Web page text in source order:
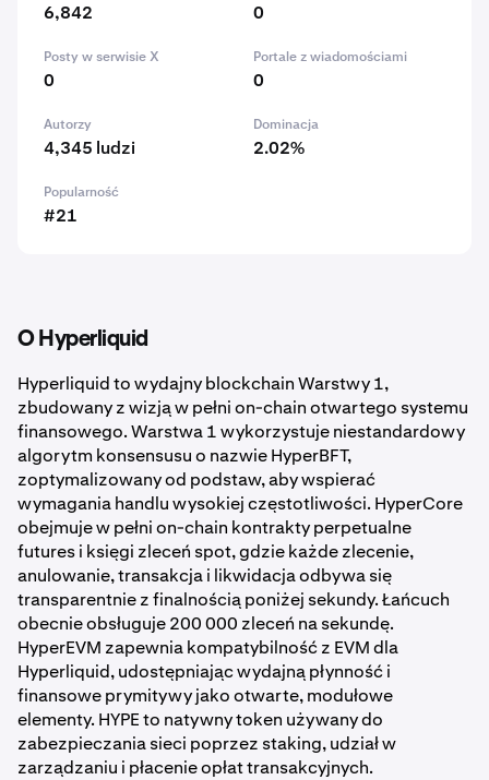
6,842 0
Posty w serwisie X
0
Portale z wiadomościami
0
Autorzy
4,345 ludzi
Dominacja
2.02%
Popularność
#21
O Hyperliquid
Hyperliquid to wydajny blockchain Warstwy 1,
zbudowany z wizją w pełni on-chain otwartego systemu
finansowego. Warstwa 1 wykorzystuje niestandardowy
algorytm konsensusu o nazwie HyperBFT,
zoptymalizowany od podstaw, aby wspierać
wymagania handlu wysokiej częstotliwości. HyperCore
obejmuje w pełni on-chain kontrakty perpetualne
futures i księgi zleceń spot, gdzie każde zlecenie,
anulowanie, transakcja i likwidacja odbywa się
transparentnie z finalnością poniżej sekundy. Łańcuch
obecnie obsługuje 200 000 zleceń na sekundę.
HyperEVM zapewnia kompatybilność z EVM dla
Hyperliquid, udostępniając wydajną płynność i
finansowe prymitywy jako otwarte, modułowe
elementy. HYPE to natywny token używany do
zabezpieczania sieci poprzez staking, udział w
zarządzaniu i płacenie opłat transakcyjnych.